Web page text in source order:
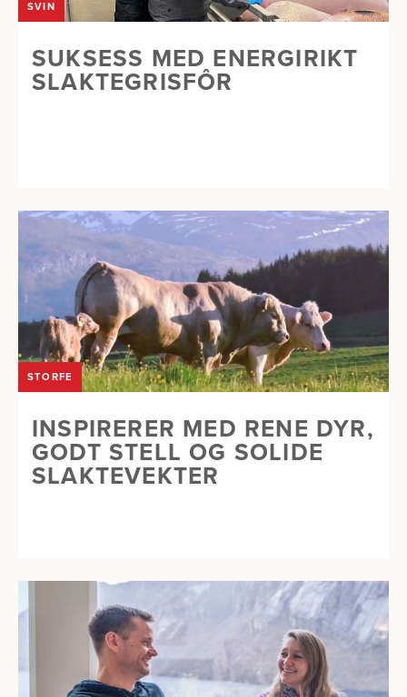
SVIN
SUKSESS MED ENERGIRIKT
SLAKTEGRISFÔR
STORFE
INSPIRERER MED RENE DYR,
GODT STELL OG SOLIDE
SLAKTEVEKTER